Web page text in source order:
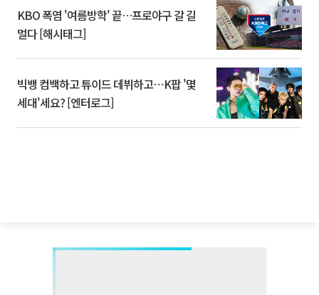
KBO 폭염 '여름방학' 끝…프로야구 갈 길
멀다 [해시태그]
빅뱅 컴백하고 튜이드 데뷔하고⋯K팝 '몇
세대'세요? [엔터로그]